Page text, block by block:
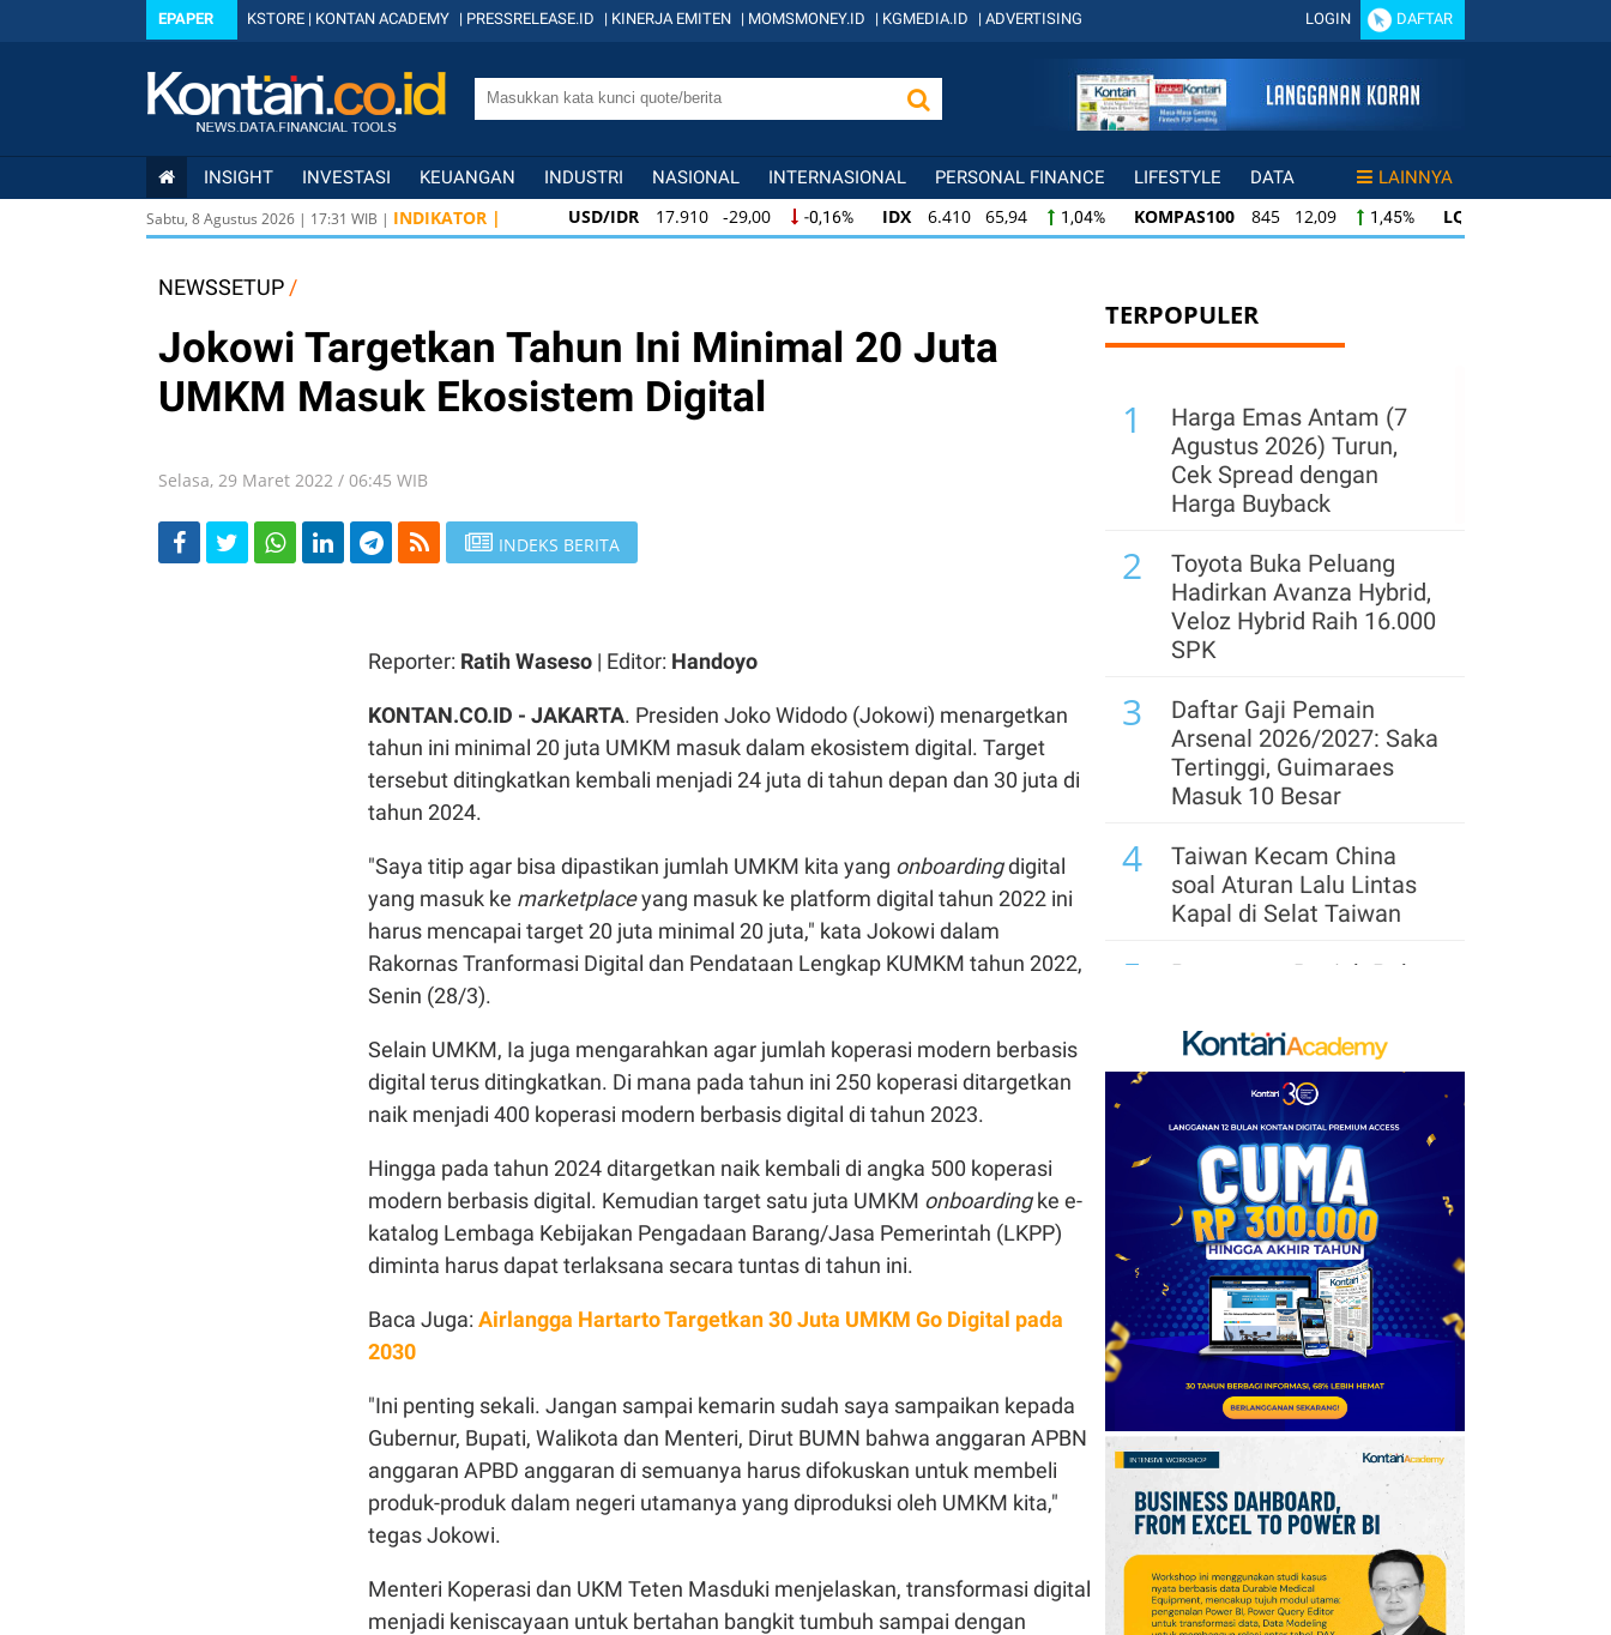
EPAPER KSTORE | KONTAN ACADEMY | PRESSRELEASE.ID | KINERJA EMITEN | MOMSMONEY.ID | KGMEDIA.ID | ADVERTISING LOGIN DAFTAR
INSIGHT INVESTASI KEUANGAN INDUSTRI NASIONAL INTERNASIONAL PERSONAL FINANCE LIFESTYLE DATA LAINNYA
Sabtu, 8 Agustus 2026 | 17:31 WIB | INDIKATOR | USD/IDR 17.910 -29,00 -0,16% IDX 6.410 65,94 1,04% KOMPAS100 845 12,09 1,45% LQ45 640 9,44
USD/IDR 17.910 -29,00 -0,16% IDX 6.410 65,94 1,04% KOMPAS100 845 12,09 1,45% LQ45 640 9,44
NEWSSETUP /
Jokowi Targetkan Tahun Ini Minimal 20 Juta
UMKM Masuk Ekosistem Digital
Selasa, 29 Maret 2022 / 06:45 WIB
INDEKS BERITA
Reporter: Ratih Waseso | Editor: Handoyo
KONTAN.CO.ID - JAKARTA. Presiden Joko Widodo (Jokowi) menargetkan
tahun ini minimal 20 juta UMKM masuk dalam ekosistem digital. Target
tersebut ditingkatkan kembali menjadi 24 juta di tahun depan dan 30 juta di
tahun 2024.
"Saya titip agar bisa dipastikan jumlah UMKM kita yang onboardingdigital
yang masuk ke marketplaceyang masuk ke platform digital tahun 2022 ini
harus mencapai target 20 juta minimal 20 juta," kata Jokowi dalam
Rakornas Tranformasi Digital dan Pendataan Lengkap KUMKM tahun 2022,
Senin (28/3).
Selain UMKM, Ia juga mengarahkan agar jumlah koperasi modern berbasis
digital terus ditingkatkan. Di mana pada tahun ini 250 koperasi ditargetkan
naik menjadi 400 koperasi modern berbasis digital di tahun 2023.
Hingga pada tahun 2024 ditargetkan naik kembali di angka 500 koperasi
modern berbasis digital. Kemudian target satu juta UMKM onboardingke e-
katalog Lembaga Kebijakan Pengadaan Barang/Jasa Pemerintah (LKPP)
diminta harus dapat terlaksana secara tuntas di tahun ini.
Baca Juga: Airlangga Hartarto Targetkan 30 Juta UMKM Go Digital pada
2030
"Ini penting sekali. Jangan sampai kemarin sudah saya sampaikan kepada
Gubernur, Bupati, Walikota dan Menteri, Dirut BUMN bahwa anggaran APBN
anggaran APBD anggaran di semuanya harus difokuskan untuk membeli
produk-produk dalam negeri utamanya yang diproduksi oleh UMKM kita,"
tegas Jokowi.
Menteri Koperasi dan UKM Teten Masduki menjelaskan, transformasi digital
menjadi keniscayaan untuk bertahan bangkit tumbuh sampai dengan
TERPOPULER
1
Harga Emas Antam (7
Agustus 2026) Turun,
Cek Spread dengan
Harga Buyback
2
Toyota Buka Peluang
Hadirkan Avanza Hybrid,
Veloz Hybrid Raih 16.000
SPK
3
Daftar Gaji Pemain
Arsenal 2026/2027: Saka
Tertinggi, Guimaraes
Masuk 10 Besar
4
Taiwan Kecam China
soal Aturan Lalu Lintas
Kapal di Selat Taiwan
5
Penguatan Rupiah Pekan
Dolar
6
IHSG Menguat 2,78%
Sepekan ke 6.409,
Cermati Proyeksi Analis
untuk Pekan Depan
IHSG Menguat 2,78% ke
6.409 Sepekan, Cek
Saham yang Banyak
Diborong Asing
Daftar Harga Emas
Antam Hari Ini (8/8):
Naik Rp 40.000 Jadi Rp
2.690.000 Per Gram
9
AS Optimistis Selat
Hormuz Segera Dibuka,
Pasokan Minyak Dunia
Berpotensi Pulih